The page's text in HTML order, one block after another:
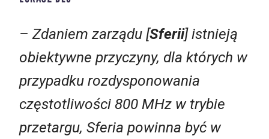
– Zdaniem zarządu [Sferii] istnieją
obiektywne przyczyny, dla których w
przypadku rozdysponowania
częstotliwości 800 MHz w trybie
przetargu, Sferia powinna być w